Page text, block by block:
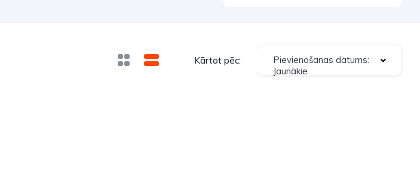
Kārtot pēc:
Pievienošanas datums:
Jaunākie